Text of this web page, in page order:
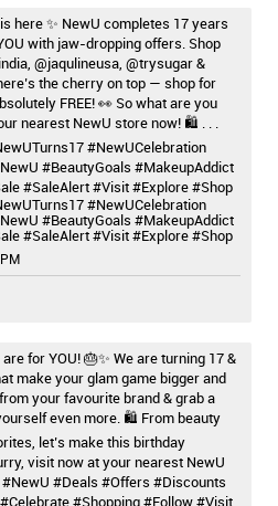
#SaleAlert #Visit #Explore #Shop
#NewUCelebration
#BeautyGoals#MakeupAddict
#SaleAlert#Visit#Explore #Shop
for YOU! 🎂✨ We are turning 17 &
make your glam game bigger and
your favourite brand & grab a
even more. 🛍️ From beauty
visit now at your nearest NewU
#Deals#Offers #Discounts
#Celebrate#Shopping#Follow#Visit